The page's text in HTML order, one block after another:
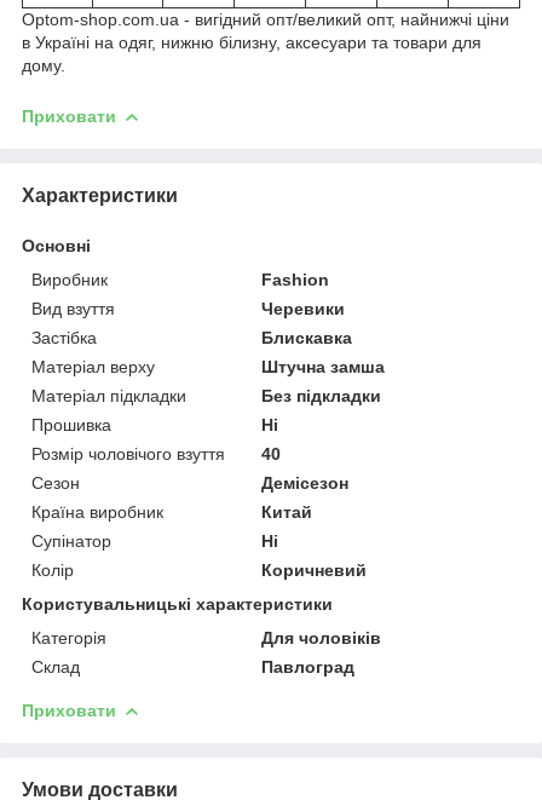
Optom-shop.com.ua - вигідний опт/великий опт, найнижчі ціни
в Україні на одяг, нижню білизну, аксесуари та товари для
дому.
Приховати
Характеристики
Основні
Виробник
Fashion
Вид взуття
Черевики
Застібка
Блискавка
Матеріал верху
Штучна замша
Матеріал підкладки
Без підкладки
Прошивка
Ні
Розмір чоловічого взуття
40
Сезон
Демісезон
Країна виробник
Китай
Супінатор
Ні
Колір
Коричневий
Користувальницькі характеристики
Категорія
Для чоловіків
Склад
Павлоград
Приховати
Умови доставки